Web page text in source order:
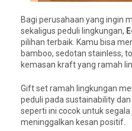
Bagi perusahaan yang ingin
sekaligus peduli lingkungan,
pilihan terbaik. Kamu bisa
bamboo, sedotan stainless,
kemasan kraft yang ramah
Gift set ramah lingkungan
peduli pada sustainability
seperti ini cocok untuk
meninggalkan kesan positif.